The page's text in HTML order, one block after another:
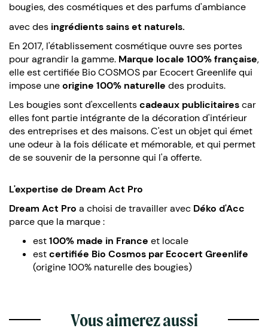
bougies, des cosmétiques et des parfums d'ambiance
avec des ingrédients sains et naturels.
En 2017, l'établissement cosmétique ouvre ses portes
pour agrandir la gamme. Marque locale 100% française,
elle est certifiée Bio COSMOS par Ecocert Greenlife qui
impose uneorigine 100% naturelle des produits.
Les bougies sont d'excellentscadeaux publicitairescar
elles font partie intégrante de la décoration d'intérieur
des entreprises et des maisons. C'est un objet qui émet
une odeur à la fois délicate et mémorable, et qui permet
de se souvenir de la personne qui l'a offerte.
L'expertise de Dream Act Pro
Dream Act Pro a choisi de travailler avec Déko d'Acc
parce que la marque :
est100% made in France et locale
estcertifiée Bio Cosmos par Ecocert Greenlife
(origine 100% naturelle des bougies)
Vous aimerez aussi